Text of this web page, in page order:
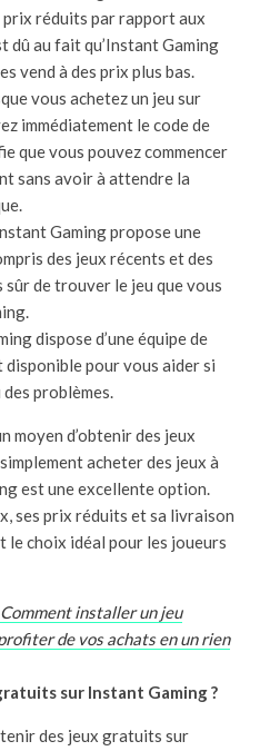
prix réduits par rapport aux
dû au fait qu’Instant Gaming
vend à des prix plus bas.
vous achetez un jeu sur
immédiatement le code de
que vous pouvez commencer
sans avoir à attendre la
Gaming propose une
des jeux récents et des
sûr de trouver le jeu que vous
dispose d’une équipe de
pour vous aider si
problèmes.
moyen d’obtenir des jeux
acheter des jeux à
est une excellente option.
ses prix réduits et sa livraison
le choix idéal pour les joueurs
installer un jeu
de vos achats en un rien
sur Instant Gaming ?
des jeux gratuits sur